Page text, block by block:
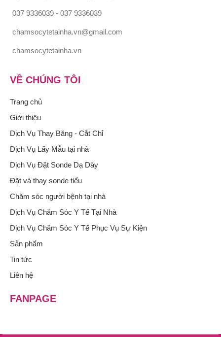
037 9336039 - 037 9336039
chamsocytetainha.vn@gmail.com
chamsocytetainha.vn
VỀ CHÚNG TÔI
Trang chủ
Giới thiệu
Dịch Vụ Thay Băng - Cắt Chỉ
Dịch Vụ Lấy Mẫu tại nhà
Dịch Vụ Đặt Sonde Dạ Dày
Đặt và thay sonde tiểu
Chăm sóc người bệnh tại nhà
Dịch Vụ Chăm Sóc Y Tế Tại Nhà
Dịch Vụ Chăm Sóc Y Tế Phục Vụ Sự Kiện
Sản phẩm
Tin tức
Liên hệ
FANPAGE